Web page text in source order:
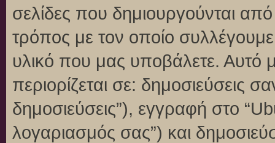
σελίδες που δημιουργούνται
τρόπος με τον οποίο
υλικό που μας υποβάλετε. Αυτό
περιορίζεται σε: δημοσιεύσεις
δημοσιεύσεις”), εγγραφή στο
λογαριασμός σας”) και